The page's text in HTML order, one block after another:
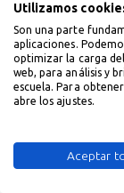
Utilizamos
Son una parte
aplicaciones.
optimizar la carga
web, para análisis y
escuela. Para
abre los ajustes.
Aceptar